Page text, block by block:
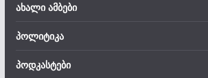
ახალი ამბები
პოლიტიკა
პოდკასტები